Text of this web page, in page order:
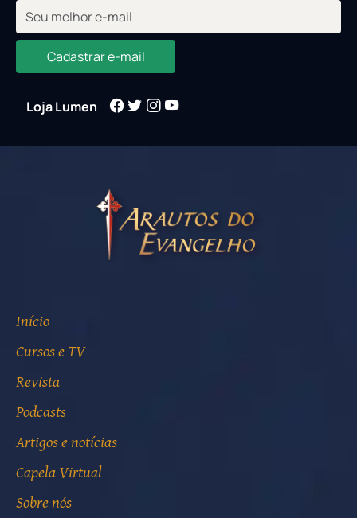
Cadastrar e-mail
Loja Lumen
Início
Cursos e TV
Revista
Podcasts
Artigos e notícias
Capela Virtual
Sobre nós